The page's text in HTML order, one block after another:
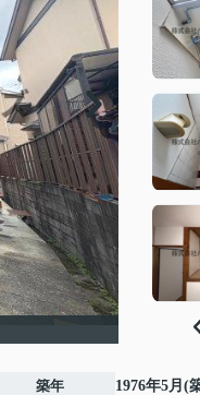
築年 1976年5月(